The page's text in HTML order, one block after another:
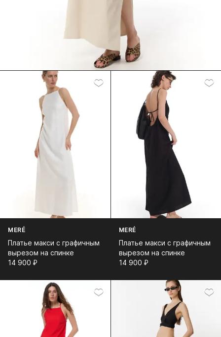
MERÉ
Платье макси с графичным
вырезом на спинке
14 900⁠ ⁠₽
MERÉ
Платье макси с графичным
вырезом на спинке
14 900⁠ ⁠₽